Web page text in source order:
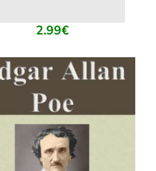
2.99€
AJOUTER AU PANIER